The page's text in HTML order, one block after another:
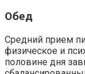
Обед
Средний прием
физическое и
половине дня